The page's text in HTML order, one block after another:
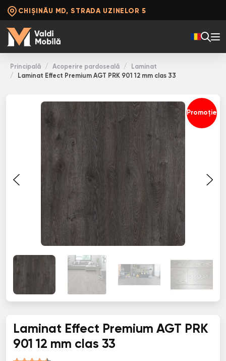
CHIȘINĂU MD, STRADA UZINELOR 5
Principală Acoperire pardoseală
Laminat
Laminat Effect Premium AGT PRK 901 12 mm clas 33
Promoție
Laminat Effect Premium AGT PRK
901 12 mm clas 33